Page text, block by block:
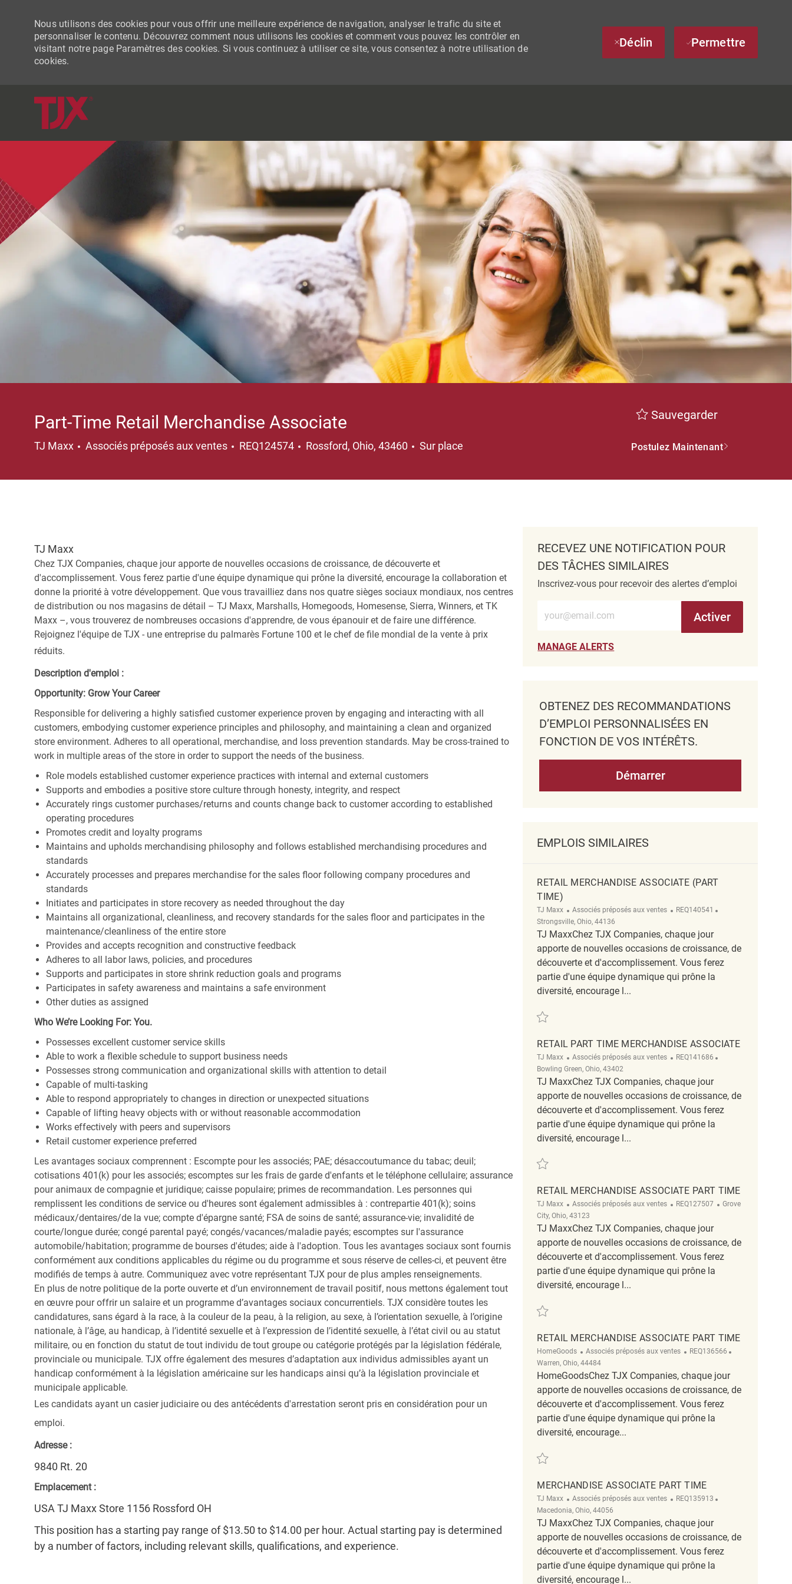
Nous utilisons des cookies pour vous offrir une meilleure expérience de navigation, analyser le trafic du site et
personnaliser le contenu. Découvrez comment nous utilisons les cookies et comment vous pouvez les contrôler en
visitant notre page Paramètres des cookies. Si vous continuez à utiliser ce site, vous consentez à notre utilisation de
cookies.
Déclin Permettre
Part-Time Retail Merchandise Associate
TJ Maxx Catégorie
Associés préposés aux ventes REQ124574 Emplacement
Rossford, Ohio, 43460 Sur place
Sauvegarder
Postulez Maintenant
TJ Maxx
Chez TJX Companies, chaque jour apporte de nouvelles occasions de croissance, de découverte et
d'accomplissement. Vous ferez partie d'une équipe dynamique qui prône la diversité, encourage la collaboration et
donne la priorité à votre développement. Que vous travailliez dans nos quatre sièges sociaux mondiaux, nos centres
de distribution ou nos magasins de détail – TJ Maxx, Marshalls, Homegoods, Homesense, Sierra, Winners, et TK
Maxx –, vous trouverez de nombreuses occasions d'apprendre, de vous épanouir et de faire une différence.
Rejoignez l'équipe de TJX - une entreprise du palmarès Fortune 100 et le chef de file mondial de la vente à prix
réduits.
Description d'emploi :
Opportunity: Grow Your Career
Responsible for delivering a highly satisfied customer experience proven by engaging and interacting with all
customers, embodying customer experience principles and philosophy, and maintaining a clean and organized
store environment. Adheres to all operational, merchandise, and loss prevention standards. May be cross-trained to
work in multiple areas of the store in order to support the needs of the business.
Role models established customer experience practices with internal and external customers
Supports and embodies a positive store culture through honesty, integrity, and respect
Accurately rings customer purchases/returns and counts change back to customer according to established
operating procedures
Promotes credit and loyalty programs
Maintains and upholds merchandising philosophy and follows established merchandising procedures and
standards
Accurately processes and prepares merchandise for the sales floor following company procedures and
standards
Initiates and participates in store recovery as needed throughout the day
Maintains all organizational, cleanliness, and recovery standards for the sales floor and participates in the
maintenance/cleanliness of the entire store
Provides and accepts recognition and constructive feedback
Adheres to all labor laws, policies, and procedures
Supports and participates in store shrink reduction goals and programs
Participates in safety awareness and maintains a safe environment
Other duties as assigned
Who We’re Looking For: You.
Possesses excellent customer service skills
Able to work a flexible schedule to support business needs
Possesses strong communication and organizational skills with attention to detail
Capable of multi-tasking
Able to respond appropriately to changes in direction or unexpected situations
Capable of lifting heavy objects with or without reasonable accommodation
Works effectively with peers and supervisors
Retail customer experience preferred
Les avantages sociaux comprennent : Escompte pour les associés; PAE; désaccoutumance du tabac; deuil;
cotisations 401(k) pour les associés; escomptes sur les frais de garde d'enfants et le téléphone cellulaire; assurance
pour animaux de compagnie et juridique; caisse populaire; primes de recommandation. Les personnes qui
remplissent les conditions de service ou d'heures sont également admissibles à : contrepartie 401(k); soins
médicaux/dentaires/de la vue; compte d'épargne santé; FSA de soins de santé; assurance-vie; invalidité de
courte/longue durée; congé parental payé; congés/vacances/maladie payés; escomptes sur l'assurance
automobile/habitation; programme de bourses d'études; aide à l'adoption. Tous les avantages sociaux sont fournis
conformément aux conditions applicables du régime ou du programme et sous réserve de celles-ci, et peuvent être
modifiés de temps à autre. Communiquez avec votre représentant TJX pour de plus amples renseignements.
En plus de notre politique de la porte ouverte et d’un environnement de travail positif, nous mettons également tout
en œuvre pour offrir un salaire et un programme d’avantages sociaux concurrentiels. TJX considère toutes les
candidatures, sans égard à la race, à la couleur de la peau, à la religion, au sexe, à l’orientation sexuelle, à l’origine
nationale, à l’âge, au handicap, à l’identité sexuelle et à l’expression de l’identité sexuelle, à l’état civil ou au statut
militaire, ou en fonction du statut de tout individu de tout groupe ou catégorie protégés par la législation fédérale,
provinciale ou municipale. TJX offre également des mesures d’adaptation aux individus admissibles ayant un
handicap conformément à la législation américaine sur les handicaps ainsi qu’à la législation provinciale et
municipale applicable.
Les candidats ayant un casier judiciaire ou des antécédents d'arrestation seront pris en considération pour un
emploi.
Adresse :
9840 Rt. 20
Emplacement :
USA TJ Maxx Store 1156 Rossford OH
This position has a starting pay range of $13.50 to $14.00 per hour. Actual starting pay is determined
by a number of factors, including relevant skills, qualifications, and experience.
RECEVEZ UNE NOTIFICATION POUR
DES TÂCHES SIMILAIRES
Inscrivez-vous pour recevoir des alertes d’emploi
Entrez l’adresse e-mail (obligatoire)
Activer
MANAGE ALERTS
OBTENEZ DES RECOMMANDATIONS
D’EMPLOI PERSONNALISÉES EN
FONCTION DE VOS INTÉRÊTS.
Démarrer
EMPLOIS SIMILAIRES
RETAIL MERCHANDISE ASSOCIATE (PART
TIME)
TJ Maxx Catégorie
Associés préposés aux ventes ReqId
REQ140541
Strongsville, Ohio, 44136
TJ MaxxChez TJX Companies, chaque jour
apporte de nouvelles occasions de croissance, de
découverte et d'accomplissement. Vous ferez
partie d'une équipe dynamique qui prône la
diversité, encourage l...
RETAIL PART TIME MERCHANDISE ASSOCIATE
TJ Maxx Catégorie
Associés préposés aux ventes ReqId
REQ141686
Bowling Green, Ohio, 43402
TJ MaxxChez TJX Companies, chaque jour
apporte de nouvelles occasions de croissance, de
découverte et d'accomplissement. Vous ferez
partie d'une équipe dynamique qui prône la
diversité, encourage l...
Sauvegarder Retail Part Time Merchandise Associate REQ141686
RETAIL MERCHANDISE ASSOCIATE PART TIME
TJ Maxx Catégorie
Associés préposés aux ventes ReqId
REQ127507 Emplacement
Grove
City, Ohio, 43123
TJ MaxxChez TJX Companies, chaque jour
apporte de nouvelles occasions de croissance, de
découverte et d'accomplissement. Vous ferez
partie d'une équipe dynamique qui prône la
diversité, encourage l...
Sauvegarder Retail Merchandise Associate Part Time REQ127507
RETAIL MERCHANDISE ASSOCIATE PART TIME
HomeGoods Catégorie
Associés préposés aux ventes ReqId
REQ136566
Warren, Ohio, 44484
HomeGoodsChez TJX Companies, chaque jour
apporte de nouvelles occasions de croissance, de
découverte et d'accomplissement. Vous ferez
partie d'une équipe dynamique qui prône la
diversité, encourage...
Sauvegarder Retail Merchandise Associate Part Time REQ136566
MERCHANDISE ASSOCIATE PART TIME
TJ Maxx Catégorie
Associés préposés aux ventes ReqId
REQ135913
Macedonia, Ohio, 44056
TJ MaxxChez TJX Companies, chaque jour
apporte de nouvelles occasions de croissance, de
découverte et d'accomplissement. Vous ferez
partie d'une équipe dynamique qui prône la
diversité, encourage l...